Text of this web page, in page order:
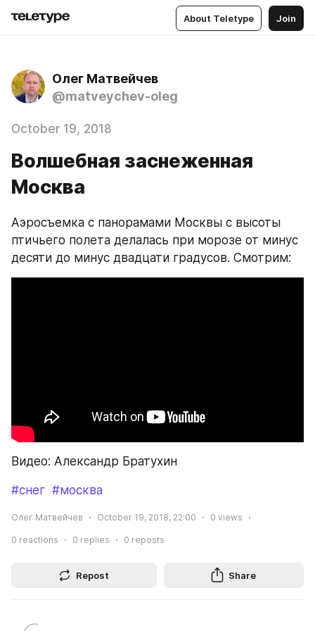
About Teletype Join
Олег Матвейчев
@matveychev-oleg
October 19, 2018
Волшебная заснеженная
Москва
Аэросъемка с панорамами Москвы с высоты
птичьего полета делалась при морозе от минус
десяти до минус двадцати градусов. Смотрим:
Видео: Александр Братухин
#снег #москва
Олег Матвейчев October 19, 2018, 22:00 0 views
0 reactions 0 replies 0 reposts
Repost Share